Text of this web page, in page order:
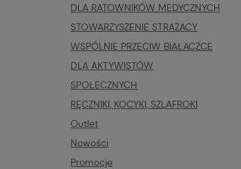
DLA RATOWNIKÓW MEDYCZNYCH
STOWARZYSZENIE STRAŻACY
WSPÓLNIE PRZECIW BIAŁACZCE
DLA AKTYWISTÓW
SPOŁECZNYCH
RĘCZNIKI, KOCYKI, SZLAFROKI
Outlet
Nowości
Promocje